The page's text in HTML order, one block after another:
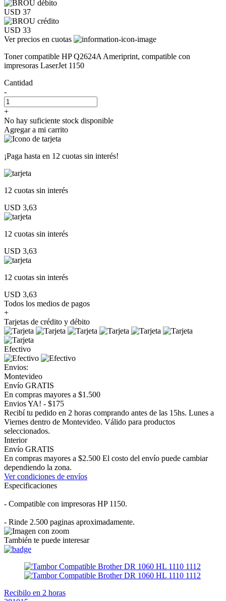
USD 37
USD 33
Ver precios en cuotas
Toner compatible HP Q2624A Ameriprint, compatible con
impresoras LaserJet 1150
Cantidad
-
+
No hay suficiente stock disponible
Agregar a mi carrito
¡Paga hasta en 12 cuotas sin interés!
12 cuotas sin interés
USD 3,63
12 cuotas sin interés
USD 3,63
12 cuotas sin interés
USD 3,63
Todos los medios de pagos
+
Tarjetas de crédito y débito
Efectivo
Envios:
Montevideo
Envío GRATIS
En compras mayores a $1.500
Envios YA! - $175
Recibí tu pedido en 2 horas comprando antes de las 15hs. Lunes a
Viernes dentro de Montevideo. Válido para productos
seleccionados.
Interior
Envío GRATIS
En compras mayores a $2.500 El costo del envío puede cambiar
dependiendo la zona.
Ver condiciones de envíos
Especificaciones
- Compatible con impresoras HP 1150.
- Rinde 2.500 paginas aproximadamente.
También te puede interesar
Recibilo en 2 horas